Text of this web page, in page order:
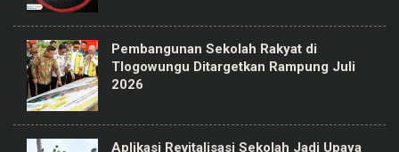
Pembangunan Sekolah Rakyat di
Tlogowungu Ditargetkan Rampung Juli
2026
Aplikasi Revitalisasi Sekolah Jadi Upaya